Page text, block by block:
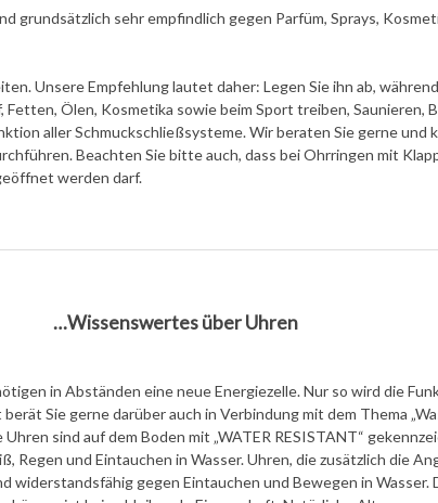
grundsätzlich sehr empfindlich gegen Parfüm, Sprays,
Unsere Empfehlung lautet daher: Legen Sie ihn ab,
Fetten, Ölen, Kosmetika sowie beim Sport treiben, Saunieren,
aller Schmuckschließsysteme. Wir beraten Sie gerne und
Beachten Sie bitte auch, dass bei Ohrringen mit
werden darf.
…Wissenswertes über Uhren
in Abständen eine neue Energiezelle. Nur so wird die
Sie gerne darüber auch in Verbindung mit dem Thema
sind auf dem Boden mit „WATER RESISTANT“
Regen und Eintauchen in Wasser. Uhren, die zusätzlich die
widerstandsfähig gegen Eintauchen und Bewegen in Wasser.